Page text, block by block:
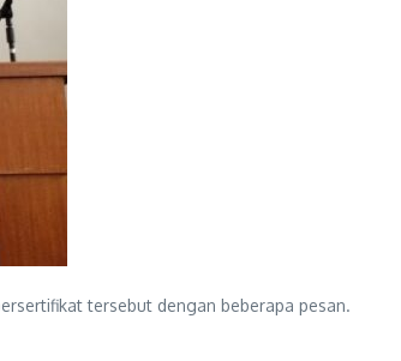
tersebut dengan beberapa pesan.